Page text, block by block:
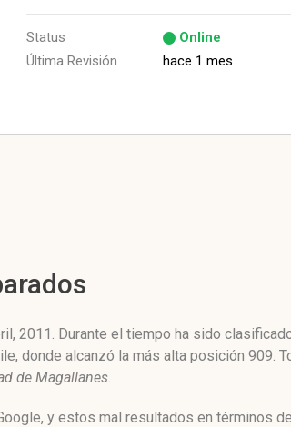
Status
Online
Última Revisión
hace 1 mes
2011. Durante el tiempo ha sido
donde alcanzó la más alta posición 909.
de Magallanes.
y estos mal resultados en términos